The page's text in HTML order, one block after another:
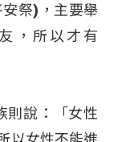
祭)，主要舉
，所以才有
則說：「女性